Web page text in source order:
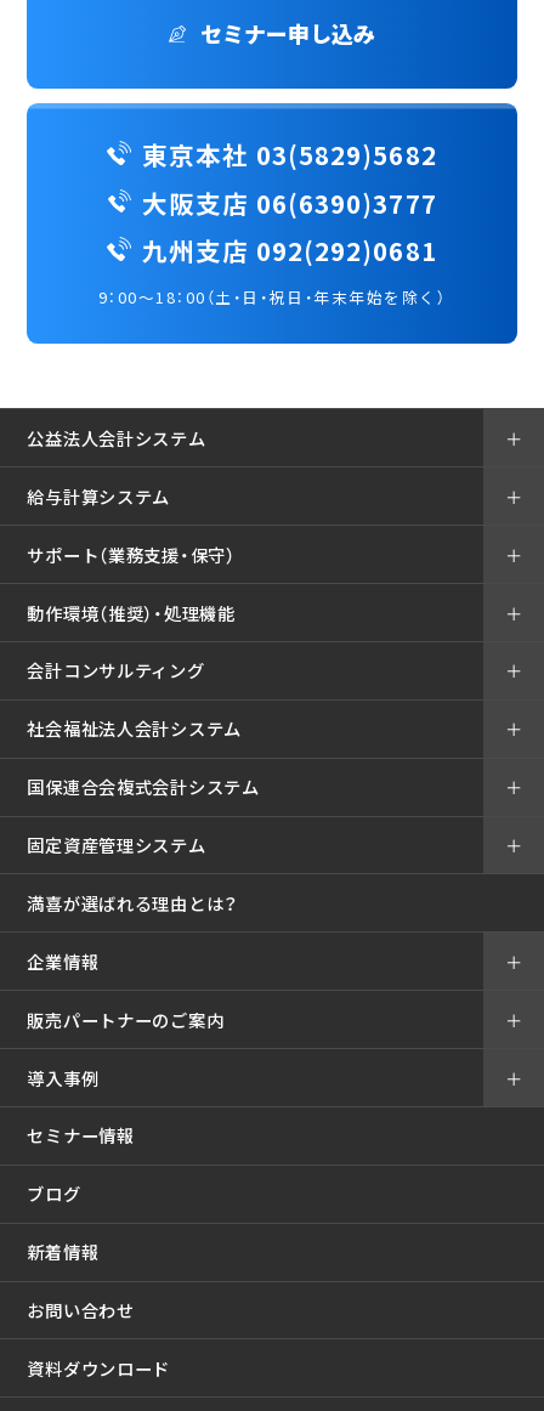
セミナー申し込み
東京本社 03(5829)5682
大阪支店 06(6390)3777
九州支店 092(292)0681
9：00～18：00（土・日・祝日・年末年始を除く）
公益法人会計システム ＋
給与計算システム ＋
サポート（業務支援・保守） ＋
動作環境（推奨）・処理機能 ＋
会計コンサルティング ＋
社会福祉法人会計システム ＋
国保連合会複式会計システム ＋
固定資産管理システム ＋
満喜が選ばれる理由とは？
企業情報 ＋
販売パートナーのご案内 ＋
導入事例
セミナー情報
＋
ブログ
新着情報
お問い合わせ
資料ダウンロード